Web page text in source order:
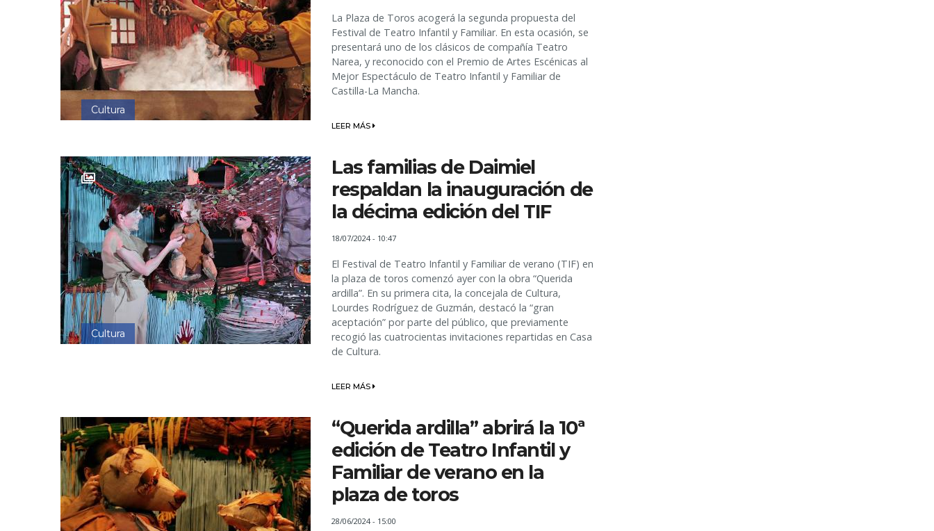
Cultura
La Plaza de Toros acogerá la segunda propuesta del
Festival de Teatro Infantil y Familiar. En esta ocasión, se
presentará uno de los clásicos de compañía Teatro
Narea, y reconocido con el Premio de Artes Escénicas al
Mejor Espectáculo de Teatro Infantil y Familiar de
Castilla-La Mancha.
LEER MÁS
Cultura
Las familias de Daimiel
respaldan la inauguración de
la décima edición del TIF
18/07/2024 - 10:47
El Festival de Teatro Infantil y Familiar de verano (TIF) en
la plaza de toros comenzó ayer con la obra “Querida
ardilla”. En su primera cita, la concejala de Cultura,
Lourdes Rodríguez de Guzmán, destacó la “gran
aceptación” por parte del público, que previamente
recogió las cuatrocientas invitaciones repartidas en Casa
de Cultura.
LEER MÁS
“Querida ardilla” abrirá la 10ª
edición de Teatro Infantil y
Familiar de verano en la
plaza de toros
28/06/2024 - 15:00